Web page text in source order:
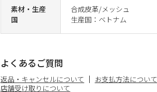
素材・生産
国
合成皮革/メッシュ
生産国：ベトナム
よくあるご質問
返品・キャンセルについて お支払方法について
店舗受け取りについて